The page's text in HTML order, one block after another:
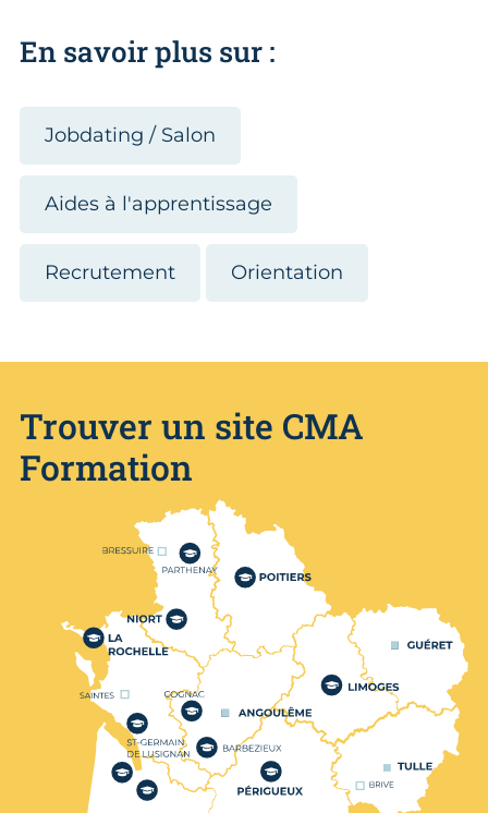
En savoir plus sur :
Jobdating / Salon
Aides à l'apprentissage
Recrutement Orientation
Trouver un site CMA
Formation
Nos centres de formation